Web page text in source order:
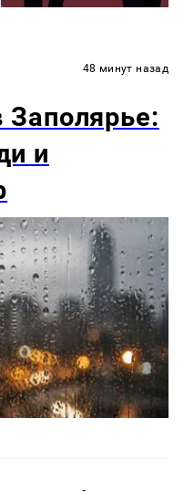
48 минут назад
Заполярье:
и